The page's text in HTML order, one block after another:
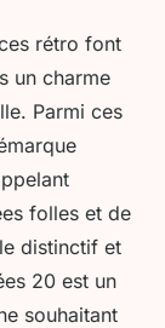
la
have
rétro !
rétro font
un charme
Parmi ces
folles et de
distinctif et
20 est un
souhaitant